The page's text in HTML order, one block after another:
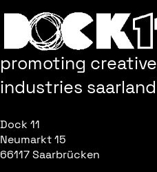
promoting creative
industries saarland
Dock 11
Neumarkt 15
66117 Saarbrücken